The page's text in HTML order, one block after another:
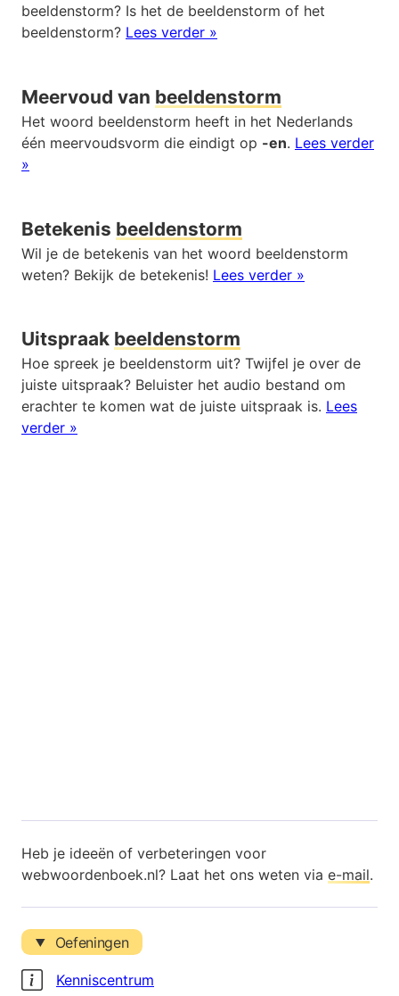
beeldenstorm? Is het de beeldenstorm of het
beeldenstorm? Lees verder »
Meervoud van beeldenstorm
Het woord beeldenstorm heeft in het Nederlands
één meervoudsvorm die eindigt op -en. Lees verder
»
Betekenis beeldenstorm
Wil je de betekenis van het woord beeldenstorm
weten? Bekijk de betekenis! Lees verder »
Uitspraak beeldenstorm
Hoe spreek je beeldenstorm uit? Twijfel je over de
juiste uitspraak? Beluister het audio bestand om
erachter te komen wat de juiste uitspraak is. Lees
verder »
Heb je ideeën of verbeteringen voor
webwoordenboek.nl? Laat het ons weten via e-mail.
Oefeningen
Kenniscentrum